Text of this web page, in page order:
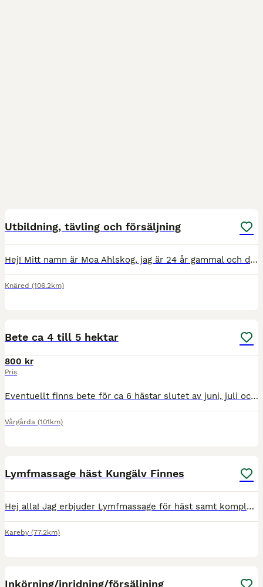
Utbildning, tävling och försäljning
Hej! Mitt namn är Moa Ahlskog, jag är 24 år gammal och driver M.A Stables. Jag har nu plats att ta emot fler hästar och ponnyer. Jag erbjuder allt ifrån: Inridning Tillridning/vidareutbildning Tävli
Knäred (106.2km)
Bete ca 4 till 5 hektar
800 kr
Pris
Eventuellt finns bete för ca 6 hästar slutet av juni, juli och augusti mellan Vårgårda och Herrljunga. Lugnt och skönt läge med stora hagar med nya staket. Otroligt fint bete. Tanken är att man ska ge
Vårgårda (101km)
Lymfmassage häst Kungälv Finnes
Hej alla! Jag erbjuder Lymfmassage för häst samt kompletterar med infraröd ljusterapi 🥰 Jag är inkännande och arbetar ihop med hästen för att uppnå en fin och trevlig stund för bästa resultat i längd
Kareby (77.2km)
Inkörning/inridning/försäljning